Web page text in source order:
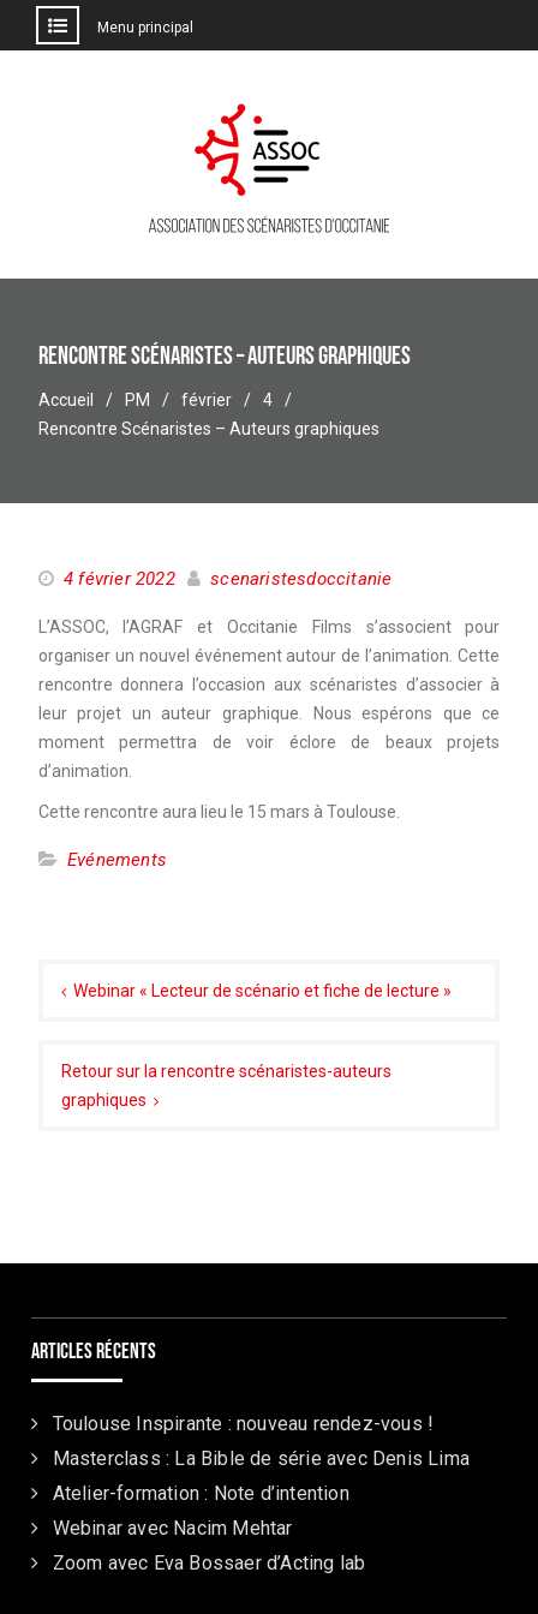
Menu principal
Rencontre Scénaristes – Auteurs graphiques
Accueil PM février
4
Rencontre Scénaristes – Auteurs graphiques
4 février 2022 scenaristesdoccitanie
L’ASSOC, l’AGRAF et Occitanie Films s’associent pour
organiser un nouvel événement autour de l’animation. Cette
rencontre donnera l’occasion aux scénaristes d’associer à
leur projet un auteur graphique. Nous espérons que ce
moment permettra de voir éclore de beaux projets
d’animation.
Cette rencontre aura lieu le 15 mars à Toulouse.
Evénements
Webinar « Lecteur de scénario et fiche de lecture »
Retour sur la rencontre scénaristes-auteurs
graphiques
Articles récents
Toulouse Inspirante : nouveau rendez-vous !
Masterclass : La Bible de série avec Denis Lima
Atelier-formation : Note d’intention
Webinar avec Nacim Mehtar
Zoom avec Eva Bossaer d’Acting lab